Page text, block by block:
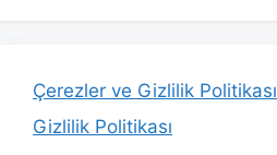
Çerezler ve Gizlilik Politikası
Gizlilik Politikası